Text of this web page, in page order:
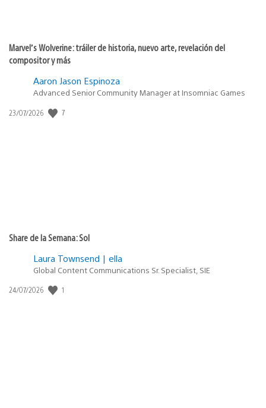
Marvel’s Wolverine: tráiler de historia, nuevo arte, revelación del
compositor y más
Aaron Jason Espinoza
Advanced Senior Community Manager at Insomniac Games
Fecha
23/07/2026 7
Share de la Semana: Sol
Laura Townsend | ella
Global Content Communications Sr. Specialist, SIE
Fecha
24/07/2026 1